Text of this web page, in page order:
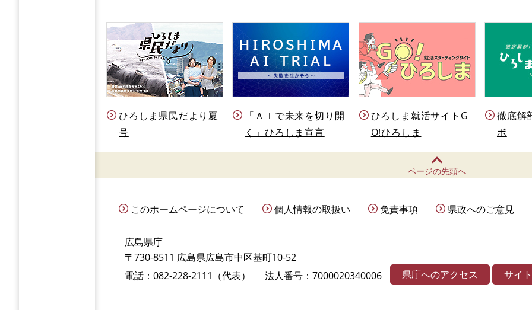
ひろしま県民だより夏
号
「ＡＩで未来を切り開
く」ひろしま宣言
ひろしま就活サイトG
O!ひろしま
徹底解
ボ
ページの先頭へ
このホームページについて 個人情報の取扱い 免責事項 県政へのご意見
広島県庁
〒730-8511 広島県広島市中区基町10-52
電話：082-228-2111（代表）
法人番号：7000020340006 県庁へのアクセス サイ